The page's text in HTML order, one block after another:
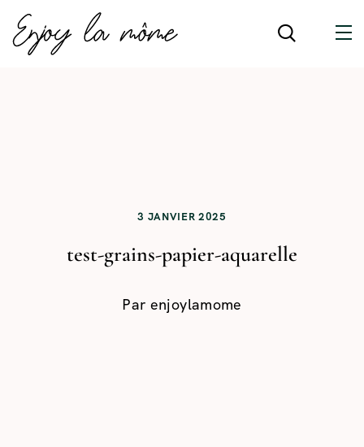
3 JANVIER 2025
test-grains-papier-aquarelle
Par enjoylamome